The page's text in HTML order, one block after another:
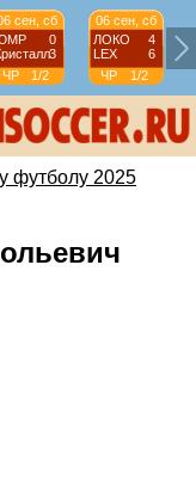
сен, сб
0
3
ЧР
1/2
06 сен, сб
ЛОКО
4
LEX
6
ЧР
1/2
футболу 2025